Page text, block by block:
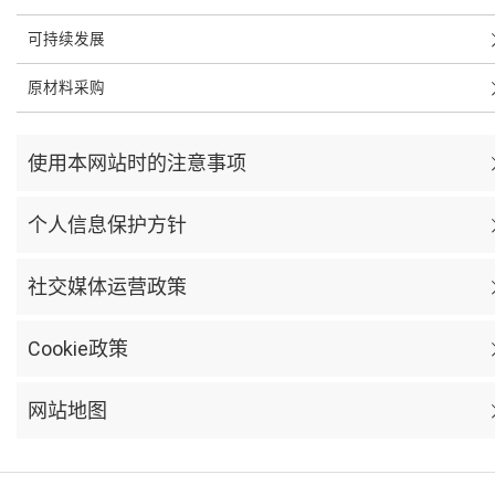
可持续发展
原材料采购
使用本网站时的注意事项
个人信息保护方针
社交媒体运营政策
Cookie政策
网站地图